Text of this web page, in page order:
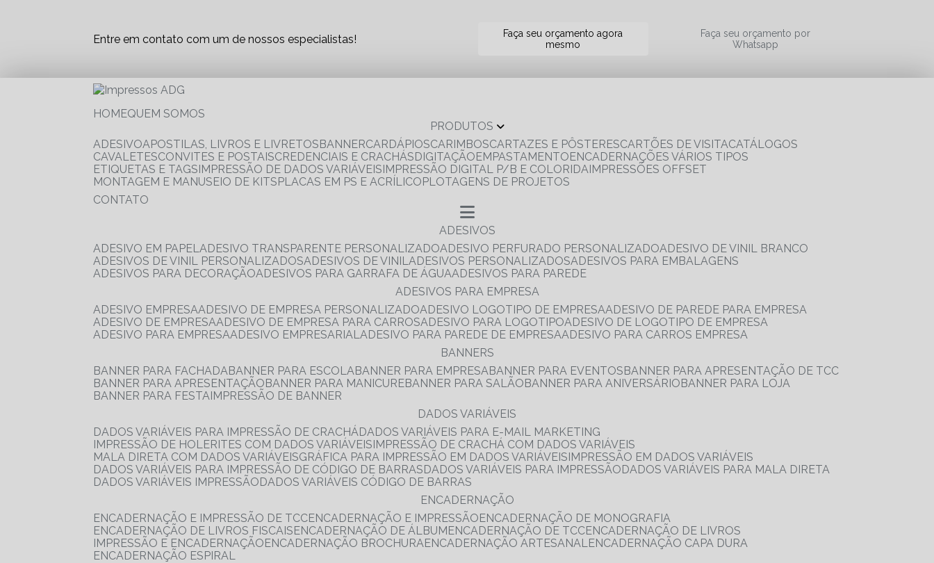
Entre em contato com um de nossos especialistas!
Faça seu orçamento agora
mesmo
Faça seu orçamento por
Whatsapp
HOME
QUEM SOMOS
PRODUTOS
ADESIVO
APOSTILAS, LIVROS E LIVRETOS BANNER CARDÁPIOS CARIMBOS CARTAZES E PÔSTERES CARTÕES DE VISITA
CATÁLOGOS
CAVALETES
CONVITES E POSTAIS CREDENCIAIS E CRACHÁS DIGITAÇÃO EMPASTAMENTO
ENCADERNAÇÕES VÁRIOS TIPOS
ETIQUETAS E TAGS IMPRESSÃO DE DADOS VARIÁVEIS IMPRESSÃO DIGITAL P/B E COLORIDA IMPRESSÕES OFFSET
MONTAGEM E MANUSEIO DE KITS
PLACAS EM PS E ACRÍLICO
PLOTAGENS DE PROJETOS
CONTATO
ADESIVOS
ADESIVO EM PAPEL
ADESIVO TRANSPARENTE PERSONALIZADO ADESIVO PERFURADO PERSONALIZADO
ADESIVO DE VINIL BRANCO
ADESIVOS DE VINIL PERSONALIZADOS
ADESIVOS DE VINIL ADESIVOS PERSONALIZADOS
ADESIVOS PARA EMBALAGENS
ADESIVOS PARA DECORAÇÃO
ADESIVOS PARA GARRAFA DE ÁGUA
ADESIVOS PARA PAREDE
ADESIVOS PARA EMPRESA
ADESIVO EMPRESA
ADESIVO DE EMPRESA PERSONALIZADO ADESIVO LOGOTIPO DE EMPRESA
ADESIVO DE PAREDE PARA EMPRESA
ADESIVO DE EMPRESA
ADESIVO DE EMPRESA PARA CARROS ADESIVO PARA LOGOTIPO
ADESIVO DE LOGOTIPO DE EMPRESA
ADESIVO PARA EMPRESA
ADESIVO EMPRESARIAL ADESIVO PARA PAREDE DE EMPRESA
ADESIVO PARA CARROS EMPRESA
BANNERS
BANNER PARA FACHADA
BANNER PARA ESCOLA BANNER PARA EMPRESA BANNER PARA EVENTOS
BANNER PARA APRESENTAÇÃO DE TCC
BANNER PARA APRESENTAÇÃO
BANNER PARA MANICURE BANNER PARA SALÃO BANNER PARA ANIVERSÁRIO
BANNER PARA LOJA
BANNER PARA FESTA IMPRESSÃO DE BANNER
DADOS VARIÁVEIS
DADOS VARIÁVEIS PARA IMPRESSÃO DE CRACHÁ
DADOS VARIÁVEIS PARA E-MAIL MARKETING
IMPRESSÃO DE HOLERITES COM DADOS VARIÁVEIS IMPRESSÃO DE CRACHÁ COM DADOS VARIÁVEIS
MALA DIRETA COM DADOS VARIÁVEIS
GRÁFICA PARA IMPRESSÃO EM DADOS VARIÁVEIS IMPRESSÃO EM DADOS VARIÁVEIS
DADOS VARIÁVEIS PARA IMPRESSÃO DE CÓDIGO DE BARRAS
DADOS VARIÁVEIS PARA IMPRESSÃO
DADOS VARIÁVEIS PARA MALA DIRETA
DADOS VARIÁVEIS IMPRESSÃO
DADOS VARIÁVEIS CÓDIGO DE BARRAS
ENCADERNAÇÃO
ENCADERNAÇÃO E IMPRESSÃO DE TCC
ENCADERNAÇÃO E IMPRESSÃO
ENCADERNAÇÃO DE MONOGRAFIA
ENCADERNAÇÃO DE LIVROS FISCAIS
ENCADERNAÇÃO DE ÁLBUM ENCADERNAÇÃO DE TCC
ENCADERNAÇÃO DE LIVROS
IMPRESSÃO E ENCADERNAÇÃO
ENCADERNAÇÃO BROCHURA ENCADERNAÇÃO ARTESANAL
ENCADERNAÇÃO CAPA DURA
ENCADERNAÇÃO ESPIRAL